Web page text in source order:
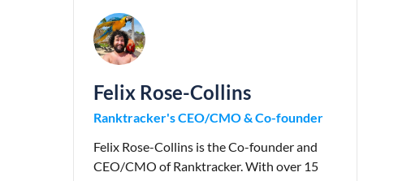
Felix Rose-Collins
Ranktracker's CEO/CMO & Co-founder
Felix Rose-Collins is the Co-founder and
CEO/CMO of Ranktracker. With over 15